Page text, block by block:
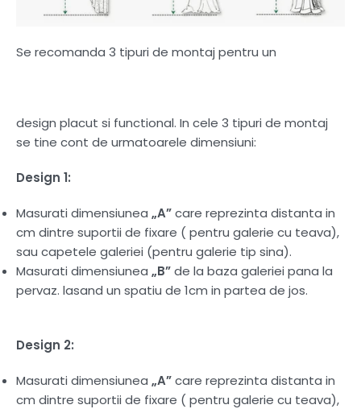
Se recomanda 3 tipuri de montaj pentru un
design placut si functional. In cele 3 tipuri de montaj
se tine cont de urmatoarele dimensiuni:
Design 1:
Masurati dimensiunea „A”care reprezinta distanta in
cm dintre suportii de fixare ( pentru galerie cu teava),
sau capetele galeriei (pentru galerie tip sina).
Masurati dimensiunea „B”de la baza galeriei pana la
pervaz. lasand un spatiu de 1cm in partea de jos.
Design 2:
Masurati dimensiunea „A”care reprezinta distanta in
cm dintre suportii de fixare ( pentru galerie cu teava),